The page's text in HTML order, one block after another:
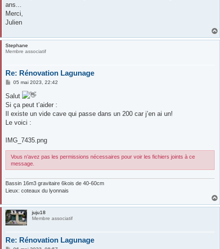
ans...
Merci,
Julien
Stephane
Membre associatif
Re: Rénovation Lagunage
M
s
s
a
g
e
05 mai 2023, 22:42
Salut
Si ça peut t’aider :
Il existe un vide cave qui passe dans un 200 car j’en ai un!
Le voici :
IMG_7435.png
Vous n’avez pas les permissions nécessaires pour voir les fichiers joints à ce
message.
Bassin 16m3 gravitaire 6kois de 40-60cm
Lieux: coteaux du lyonnais
juju18
Membre associatif
Re: Rénovation Lagunage